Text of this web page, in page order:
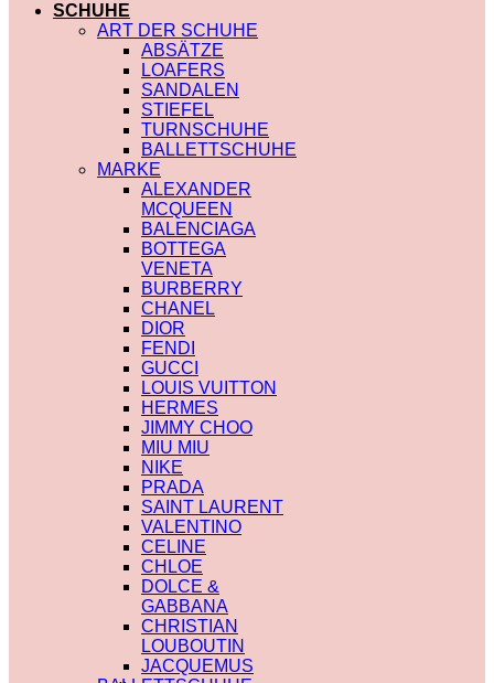
SCHUHE
ART DER SCHUHE
ABSÄTZE
LOAFERS
SANDALEN
STIEFEL
TURNSCHUHE
BALLETTSCHUHE
MARKE
ALEXANDER
MCQUEEN
BALENCIAGA
BOTTEGA
VENETA
BURBERRY
CHANEL
DIOR
FENDI
GUCCI
LOUIS VUITTON
HERMES
JIMMY CHOO
MIU MIU
NIKE
PRADA
SAINT LAURENT
VALENTINO
CELINE
CHLOE
DOLCE &
GABBANA
CHRISTIAN
LOUBOUTIN
JACQUEMUS